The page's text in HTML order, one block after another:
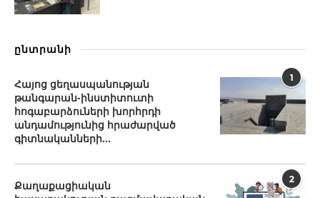
ընտրանի
1
Հայոց ցեղասպանության
թանգարան-ինստիտուտի
հոգաբարձուների խորհրդի
անդամությունից հրաժարված
գիտնականների...
2
Քաղաքացիական